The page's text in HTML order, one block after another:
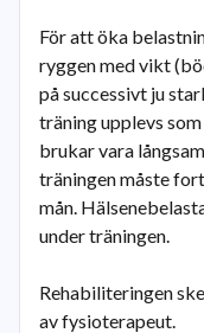
För att öka
ryggen med vikt
på successivt ju
träning upplevs
brukar vara
träningen måste
mån.
under träningen.
Rehabiliteringen
av fysioterapeut.